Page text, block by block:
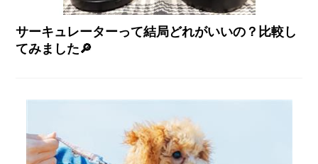
サーキュレーターって結局どれがいいの？比較し
てみました🔎